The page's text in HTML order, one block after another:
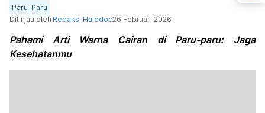
Paru-Paru
Ditinjau oleh Redaksi Halodoc26 Februari 2026
Pahami Arti Warna Cairan di Paru-paru: Jaga
Kesehatanmu